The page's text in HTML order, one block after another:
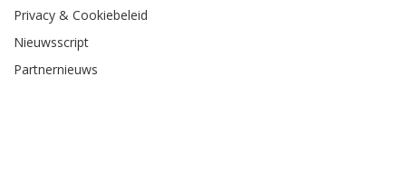
Privacy & Cookiebeleid
Nieuwsscript
Partnernieuws